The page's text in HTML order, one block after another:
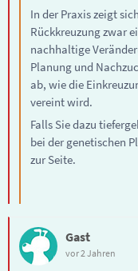
In der Praxis zeigt
Rückkreuzung zwar
nachhaltige
Planung und
ab, wie die
vereint wird.
Falls Sie dazu
bei der genetischen
zur Seite.
Gast
vor 2 Jahren